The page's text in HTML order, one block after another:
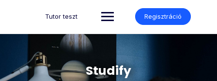
Tutor teszt Regisztráció
Studify